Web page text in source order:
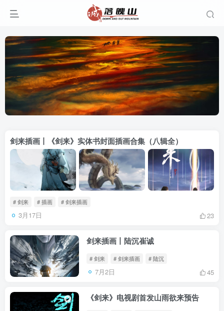
剑来插画丨《剑来》实体书封面插画合集（八辑全）
# 剑来 # 插画 # 剑来插画
3月17日 23
剑来插画丨陆沉崔诚
# 剑来 # 剑来插画 # 陆沉
7月2日 45
《剑来》电视剧首发山雨欲来预告